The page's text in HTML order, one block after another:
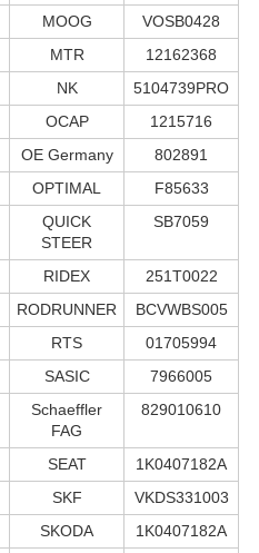
MOOG
VOSB0428
MTR
12162368
NK
5104739PRO
OCAP
1215716
OE Germany
802891
OPTIMAL
F85633
QUICK
STEER
SB7059
RIDEX
251T0022
RODRUNNER
BCVWBS005
RTS
01705994
SASIC
7966005
Schaeffler
FAG
829010610
SEAT
1K0407182A
SKF
VKDS331003
SKODA
1K0407182A